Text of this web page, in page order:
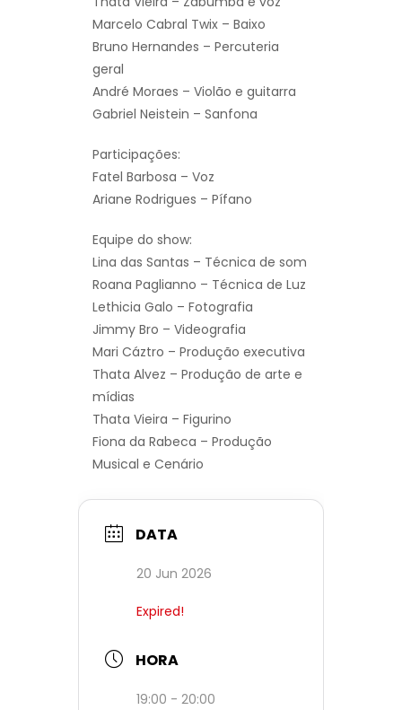
Marcelo Cabral Twix – Baixo
Bruno Hernandes – Percuteria
geral
André Moraes – Violão e guitarra
Gabriel Neistein – Sanfona
Participações:
Fatel Barbosa – Voz
Ariane Rodrigues – Pífano
Equipe do show:
Lina das Santas – Técnica de som
Roana Paglianno – Técnica de Luz
Lethicia Galo – Fotografia
Jimmy Bro – Videografia
Mari Cáztro – Produção executiva
Thata Alvez – Produção de arte e
mídias
Thata Vieira – Figurino
Fiona da Rabeca – Produção
Musical e Cenário
DATA
20 Jun 2026
Expired!
HORA
19:00 - 20:00